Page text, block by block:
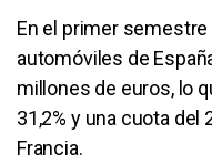
En el primer
automóviles de
millones de euros, lo
31,2% y una cuota del
Francia.